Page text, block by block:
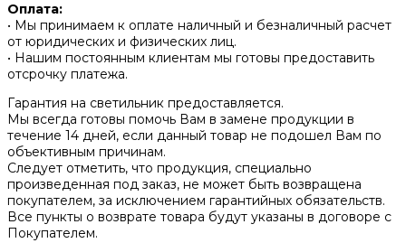
Оплата:
• Мы принимаем к оплате наличный и безналичный расчет
от юридических и физических лиц.
• Нашим постоянным клиентам мы готовы предоставить
отсрочку платежа.
Гарантия на светильник предоставляется.
Мы всегда готовы помочь Вам в замене продукции в
течение 14 дней, если данный товар не подошел Вам по
объективным причинам.
Следует отметить, что продукция, специально
произведенная под заказ, не может быть возвращена
покупателем, за исключением гарантийных обязательств.
Все пункты о возврате товара будут указаны в договоре с
Покупателем.